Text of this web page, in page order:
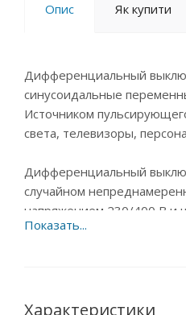
Опис Як купити
Дифференциальный
синусоидальные
Источником
света, телевизоры,
Дифференциальный
случайном
напряжением 230/400 В и
Преимущества:
Характеристики